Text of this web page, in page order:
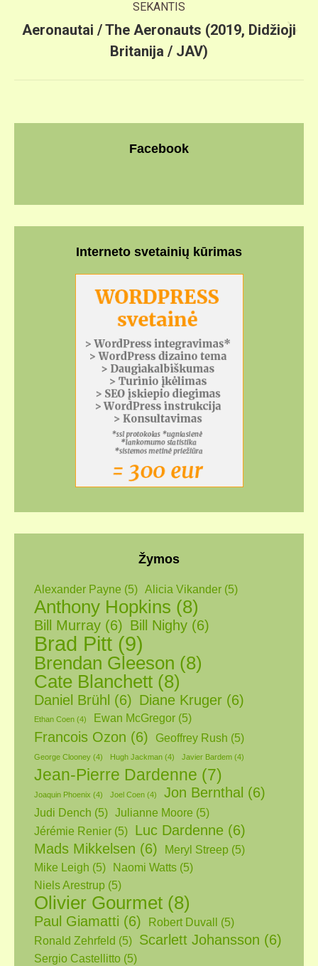
SEKANTIS
Next
post:
Aeronautai / The Aeronauts (2019, Didžioji
Britanija / JAV)
Facebook
Interneto svetainių kūrimas
Žymos
Alexander Payne (5) Alicia Vikander (5)
Anthony Hopkins (8)
Bill Murray (6) Bill Nighy (6)
Brad Pitt (9)
Brendan Gleeson (8)
Cate Blanchett (8)
Daniel Brühl (6) Diane Kruger (6)
Ethan Coen (4) Ewan McGregor (5)
Francois Ozon (6) Geoffrey Rush (5)
George Clooney (4) Hugh Jackman (4) Javier Bardem (4)
Jean-Pierre Dardenne (7)
Joaquin Phoenix (4) Joel Coen (4) Jon Bernthal (6)
Judi Dench (5) Julianne Moore (5)
Jérémie Renier (5) Luc Dardenne (6)
Mads Mikkelsen (6) Meryl Streep (5)
Mike Leigh (5) Naomi Watts (5)
Niels Arestrup (5)
Olivier Gourmet (8)
Paul Giamatti (6) Robert Duvall
(5)
Ronald Zehrfeld (5) Scarlett Johansson (6)
Sergio Castellitto (5)